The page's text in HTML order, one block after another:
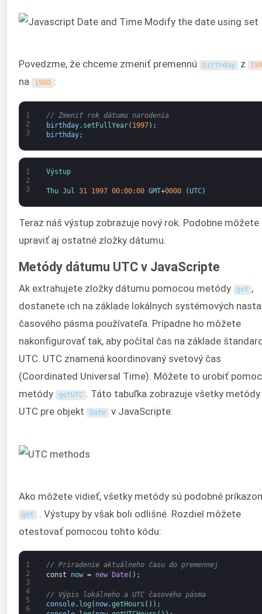
Povedzme, že chceme zmeniť premennú birthday z
na 1980 :
1
2
3
// Zmeniť rok dátumu narodenia
birthday. setFullYear( 1997) ;
birthday;
1
2
3
Výstup
Thu Jul 31 1997 00:00:00 GMT+0000 (UTC)
Teraz náš výstup zobrazuje nový rok. Podobne môžete
upraviť aj ostatné zložky dátumu.
Metódy dátumu UTC v JavaScripte
Ak extrahujete zložky dátumu pomocou metódy get ,
dostanete ich na základe lokálnych systémových
časového pásma používateľa. Prípadne ho môžete
nakonfigurovať tak, aby počítal čas na základe
UTC. UTC znamená koordinovaný svetový čas
(Coordinated Universal Time). Môžete to urobiť
metódy
getUTC . Táto tabuľka zobrazuje všetky metódy
UTC pre objekt
Date v JavaScripte:
Ako môžete vidieť, všetky metódy sú podobné
get . Výstupy by však boli odlišné. Rozdiel môžete
otestovať pomocou tohto kódu:
1
2
3
4
5
6
// Priradenie aktuálneho času do premennej
const
now = new Date( ) ;
// Výpis lokálneho a UTC časového pásma
console. log ( now.getHours ( ) ) ;